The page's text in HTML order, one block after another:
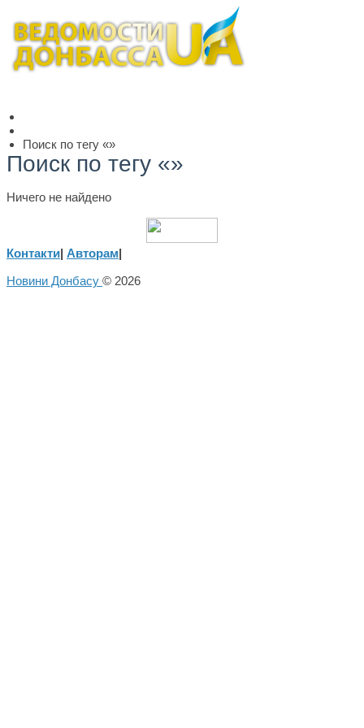
Поиск по тегу «»
Поиск по тегу «»
Ничего не найдено
Контакти| Авторам|
Новини Донбасу © 2026